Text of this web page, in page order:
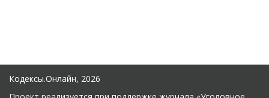
Кодексы.Онлайн, 2026